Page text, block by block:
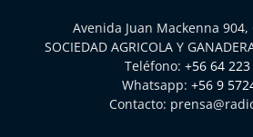
Avenida Juan Mackenna
SOCIEDAD AGRICOLA Y
Teléfono: +56 64
Whatsapp: +56 9
Contacto: